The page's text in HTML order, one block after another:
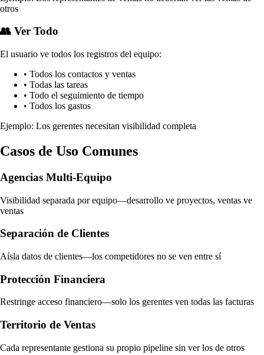
otros
👥 Ver Todo
El usuario ve todos los registros del equipo:
• Todos los contactos y ventas
• Todas las tareas
• Todo el seguimiento de tiempo
• Todos los gastos
Ejemplo: Los gerentes necesitan visibilidad completa
Casos de Uso Comunes
Agencias Multi-Equipo
Visibilidad separada por equipo—desarrollo ve proyectos, ventas ve
ventas
Separación de Clientes
Aísla datos de clientes—los competidores no se ven entre sí
Protección Financiera
Restringe acceso financiero—solo los gerentes ven todas las facturas
Territorio de Ventas
Cada representante gestiona su propio pipeline sin ver los de otros